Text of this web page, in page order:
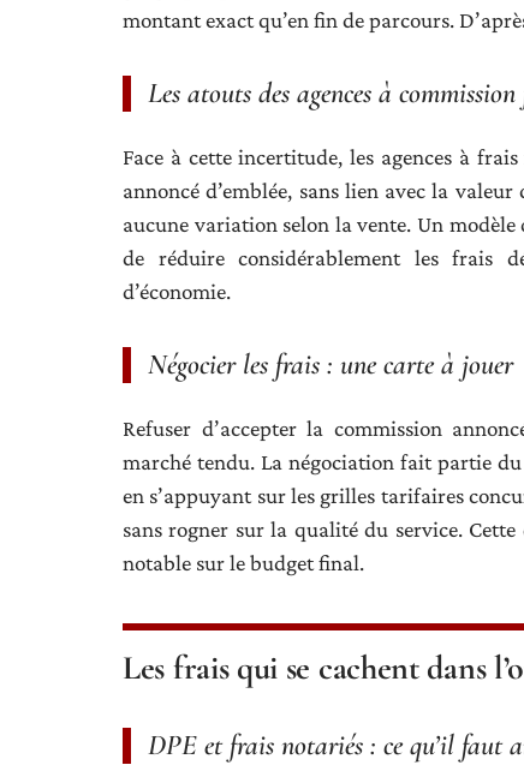
montant exact qu’en fin de parcours.
Les atouts des agences à
Face à cette incertitude, les agences à
annoncé d’emblée, sans lien avec la
aucune variation selon la vente. Un
de réduire considérablement les frais
d’économie.
Négocier les frais : une carte à jouer
Refuser d’accepter la commission
marché tendu. La négociation fait partie
en s’appuyant sur les grilles tarifaires
sans rogner sur la qualité du service.
notable sur le budget final.
Les frais qui se cachent dans
DPE et frais notariés : ce qu’il faut